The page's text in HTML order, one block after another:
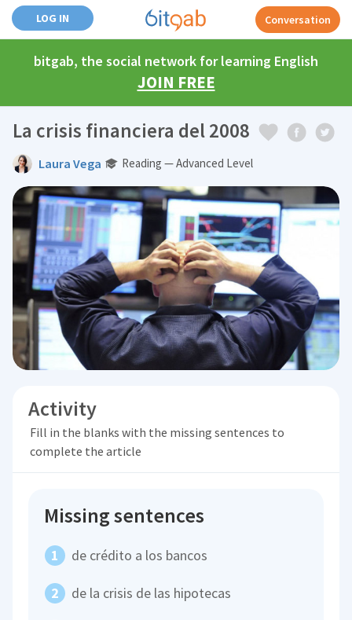
LOG IN Conversation
bitgab, the social network for learning English
JOIN FREE
La crisis financiera del 2008
Laura Vega Reading — Advanced Level
Activity
Fill in the blanks with the missing sentences to
complete the article
Missing sentences
de crédito a los bancos
de la crisis de las hipotecas